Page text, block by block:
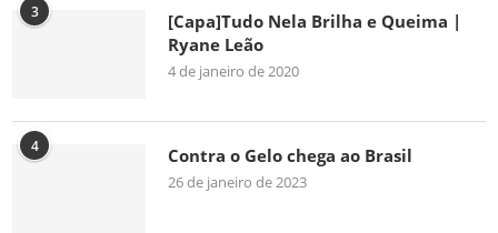
3
[Capa]Tudo Nela Brilha e Queima |
Ryane Leão
4 de janeiro de 2020
4 Contra o Gelo chega ao Brasil
26 de janeiro de 2023